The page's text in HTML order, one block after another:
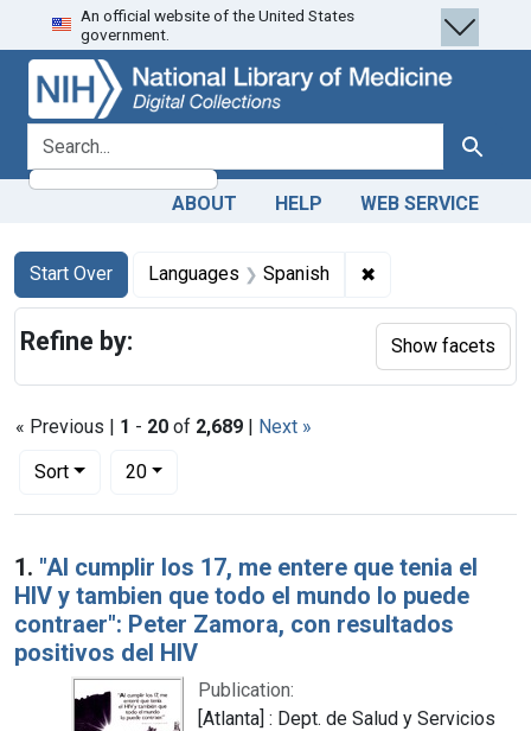
Skip
to
search
Skip to
main
content
Skip
to
first
result
An official website of the United States
government.
search for Search
ABOUT HELP WEB SERVICE
Search
Search Constraints
Start Over
You searched for:Languages Spanish ✖
« Previous | 1 - 20 of 2,689 | Next »
Sort
Number of results to display per page
20per page
Search Results
1. "Al cumplir los 17, me entere que tenia el
HIV y tambien que todo el mundo lo puede
contraer": Peter Zamora, con resultados
positivos del HIV
Publication:
[Atlanta] : Dept. de Salud y Servicios
Refine by: Show facets